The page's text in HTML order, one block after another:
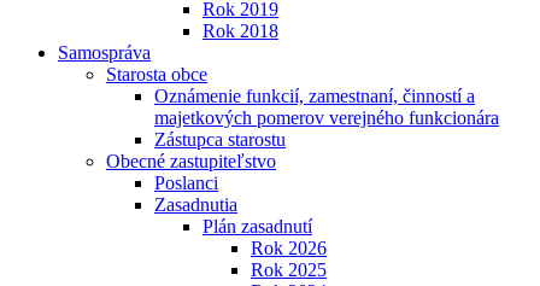
Rok 2019
Rok 2018
Samospráva
Starosta obce
Oznámenie funkcií, zamestnaní, činností a
majetkových pomerov verejného funkcionára
Zástupca starostu
Obecné zastupiteľstvo
Poslanci
Zasadnutia
Plán zasadnutí
Rok 2026
Rok 2025